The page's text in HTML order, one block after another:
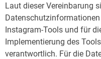
Laut dieser Vereinbarung
Instagram-Tools und für
Implementierung des
verantwortlich. Für die